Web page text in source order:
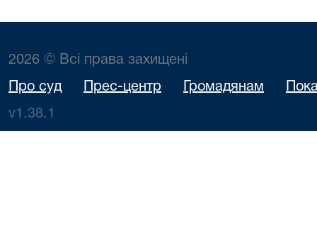
2026 © Всі права захищені
Про суд Прес-центр Громадянам
v1.38.1